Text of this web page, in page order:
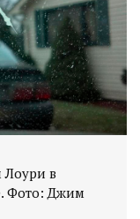
Лоури в
Фото: Джим